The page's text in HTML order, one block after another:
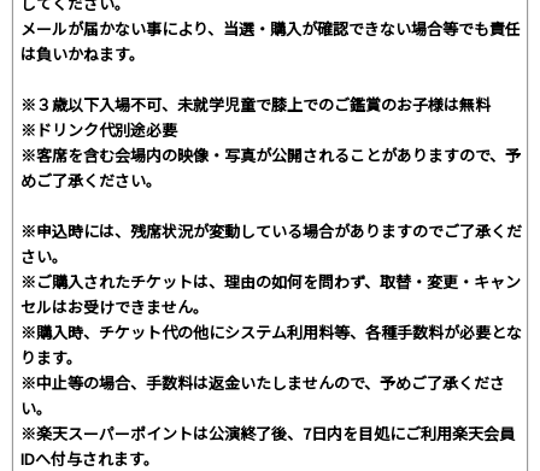
メールが届かない事により、当選・購入が確認できない場合等でも責任
は負いかねます。
※３歳以下入場不可、未就学児童で膝上でのご鑑賞のお子様は無料
※ドリンク代別途必要
※客席を含む会場内の映像・写真が公開されることがありますので、予
めご了承ください。
※申込時には、残席状況が変動している場合がありますのでご了承くだ
さい。
※ご購入されたチケットは、理由の如何を問わず、取替・変更・キャン
セルはお受けできません。
※購入時、チケット代の他にシステム利用料等、各種手数料が必要とな
ります。
※中止等の場合、手数料は返金いたしませんので、予めご了承くださ
い。
※楽天スーパーポイントは公演終了後、7日内を目処にご利用楽天会員
IDへ付与されます。